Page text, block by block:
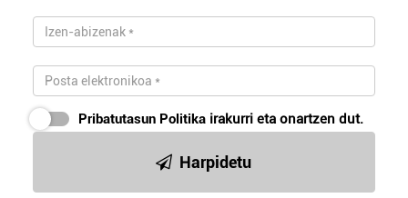
Pribatutasun Politika irakurri eta onartzen dut.
Harpidetu